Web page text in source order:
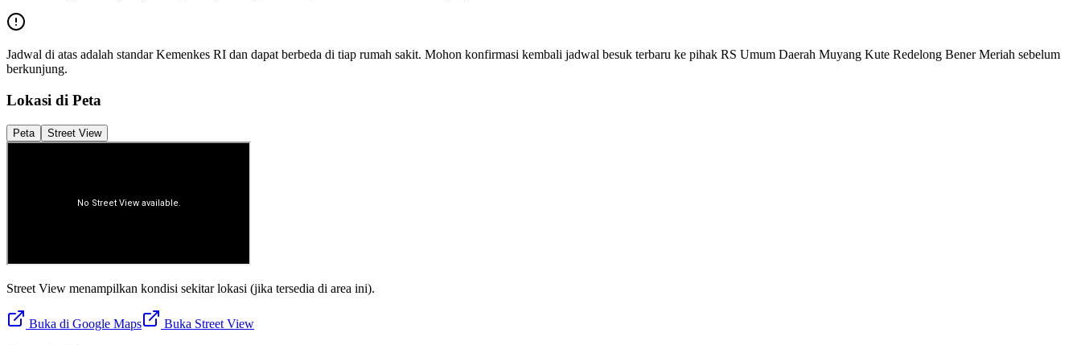
Jadwal di atas adalah standar Kemenkes RI dan dapat berbeda di tiap rumah sakit. Mohon konfirmasi kembali jadwal besuk terbaru ke pihak RS Umum Daerah Muyang Kute Redelong Bener Meriah sebelum
berkunjung.
Lokasi di Peta
Peta Street View
Street View menampilkan kondisi sekitar lokasi (jika tersedia di area ini).
Buka di Google Maps Buka Street View